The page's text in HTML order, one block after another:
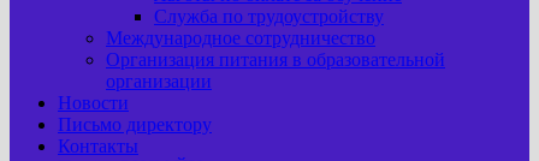
Служба по трудоустройству
Международное сотрудничество
Организация питания в образовательной
организации
Новости
Письмо директору
Контакты